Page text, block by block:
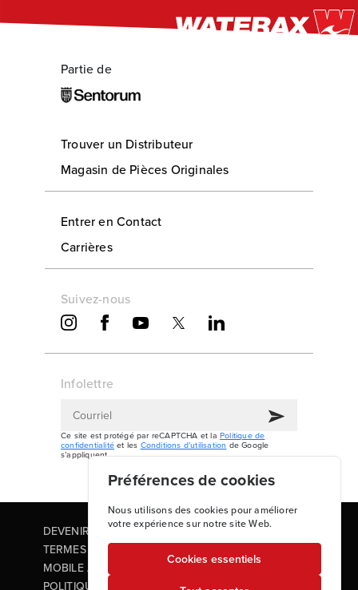
Partie de
Trouver un Distributeur
Magasin de Pièces Originales
Entrer en Contact
Carrières
Suivez-nous
Infolettre
Ce site est protégé par reCAPTCHA et la Politique de
confidentialité et les Conditions d’utilisation de Google
s’appliquent.
DEVENIR PARTENAIRE
TERMES ET CONDITIONS
MOBILE APP TERMS OF USE
POLITIQUE DE CONFIDENTIALITÉ
Préférences de cookies
Nous utilisons des cookies pour améliorer
votre expérience sur notre site Web.
Cookies essentiels